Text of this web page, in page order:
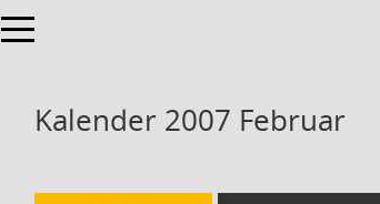
Toggle navigation
Kalender 2007 Februar